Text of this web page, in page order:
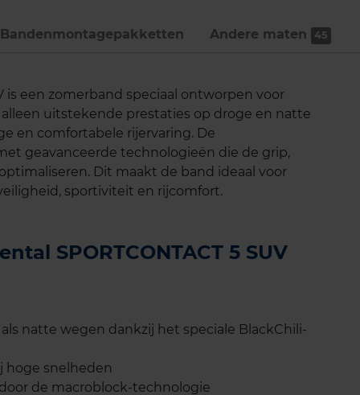
Bandenmontage­pakketten Andere maten 45
is een zomerband speciaal ontworpen voor
alleen uitstekende prestaties op droge en natte
en comfortabele rijervaring. De
geavanceerde technologieën die de grip,
Dit maakt de band ideaal voor
sportiviteit en rijcomfort.
SPORTCONTACT 5 SUV
natte wegen dankzij het speciale BlackChili-
hoge snelheden
de macroblock-technologie